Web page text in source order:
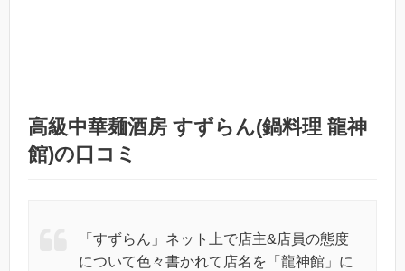
高級中華麺酒房 すずらん(鍋料理 龍神
館)の口コミ
「すずらん」ネット上で店主&店員の態度
について色々書かれて店名を「龍神館」に